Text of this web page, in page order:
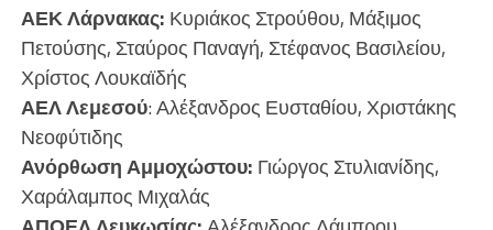
ΑΕΚ Λάρνακας: Κυριάκος Στρούθου, Μάξιμος
Πετούσης, Σταύρος Παναγή, Στέφανος Βασιλείου,
Χρίστος Λουκαϊδής
ΑΕΛ Λεμεσού: Αλέξανδρος Ευσταθίου, Χριστάκης
Νεοφύτιδης
Ανόρθωση Αμμοχώστου: Γιώργος Στυλιανίδης,
Χαράλαμπος Μιχαλάς